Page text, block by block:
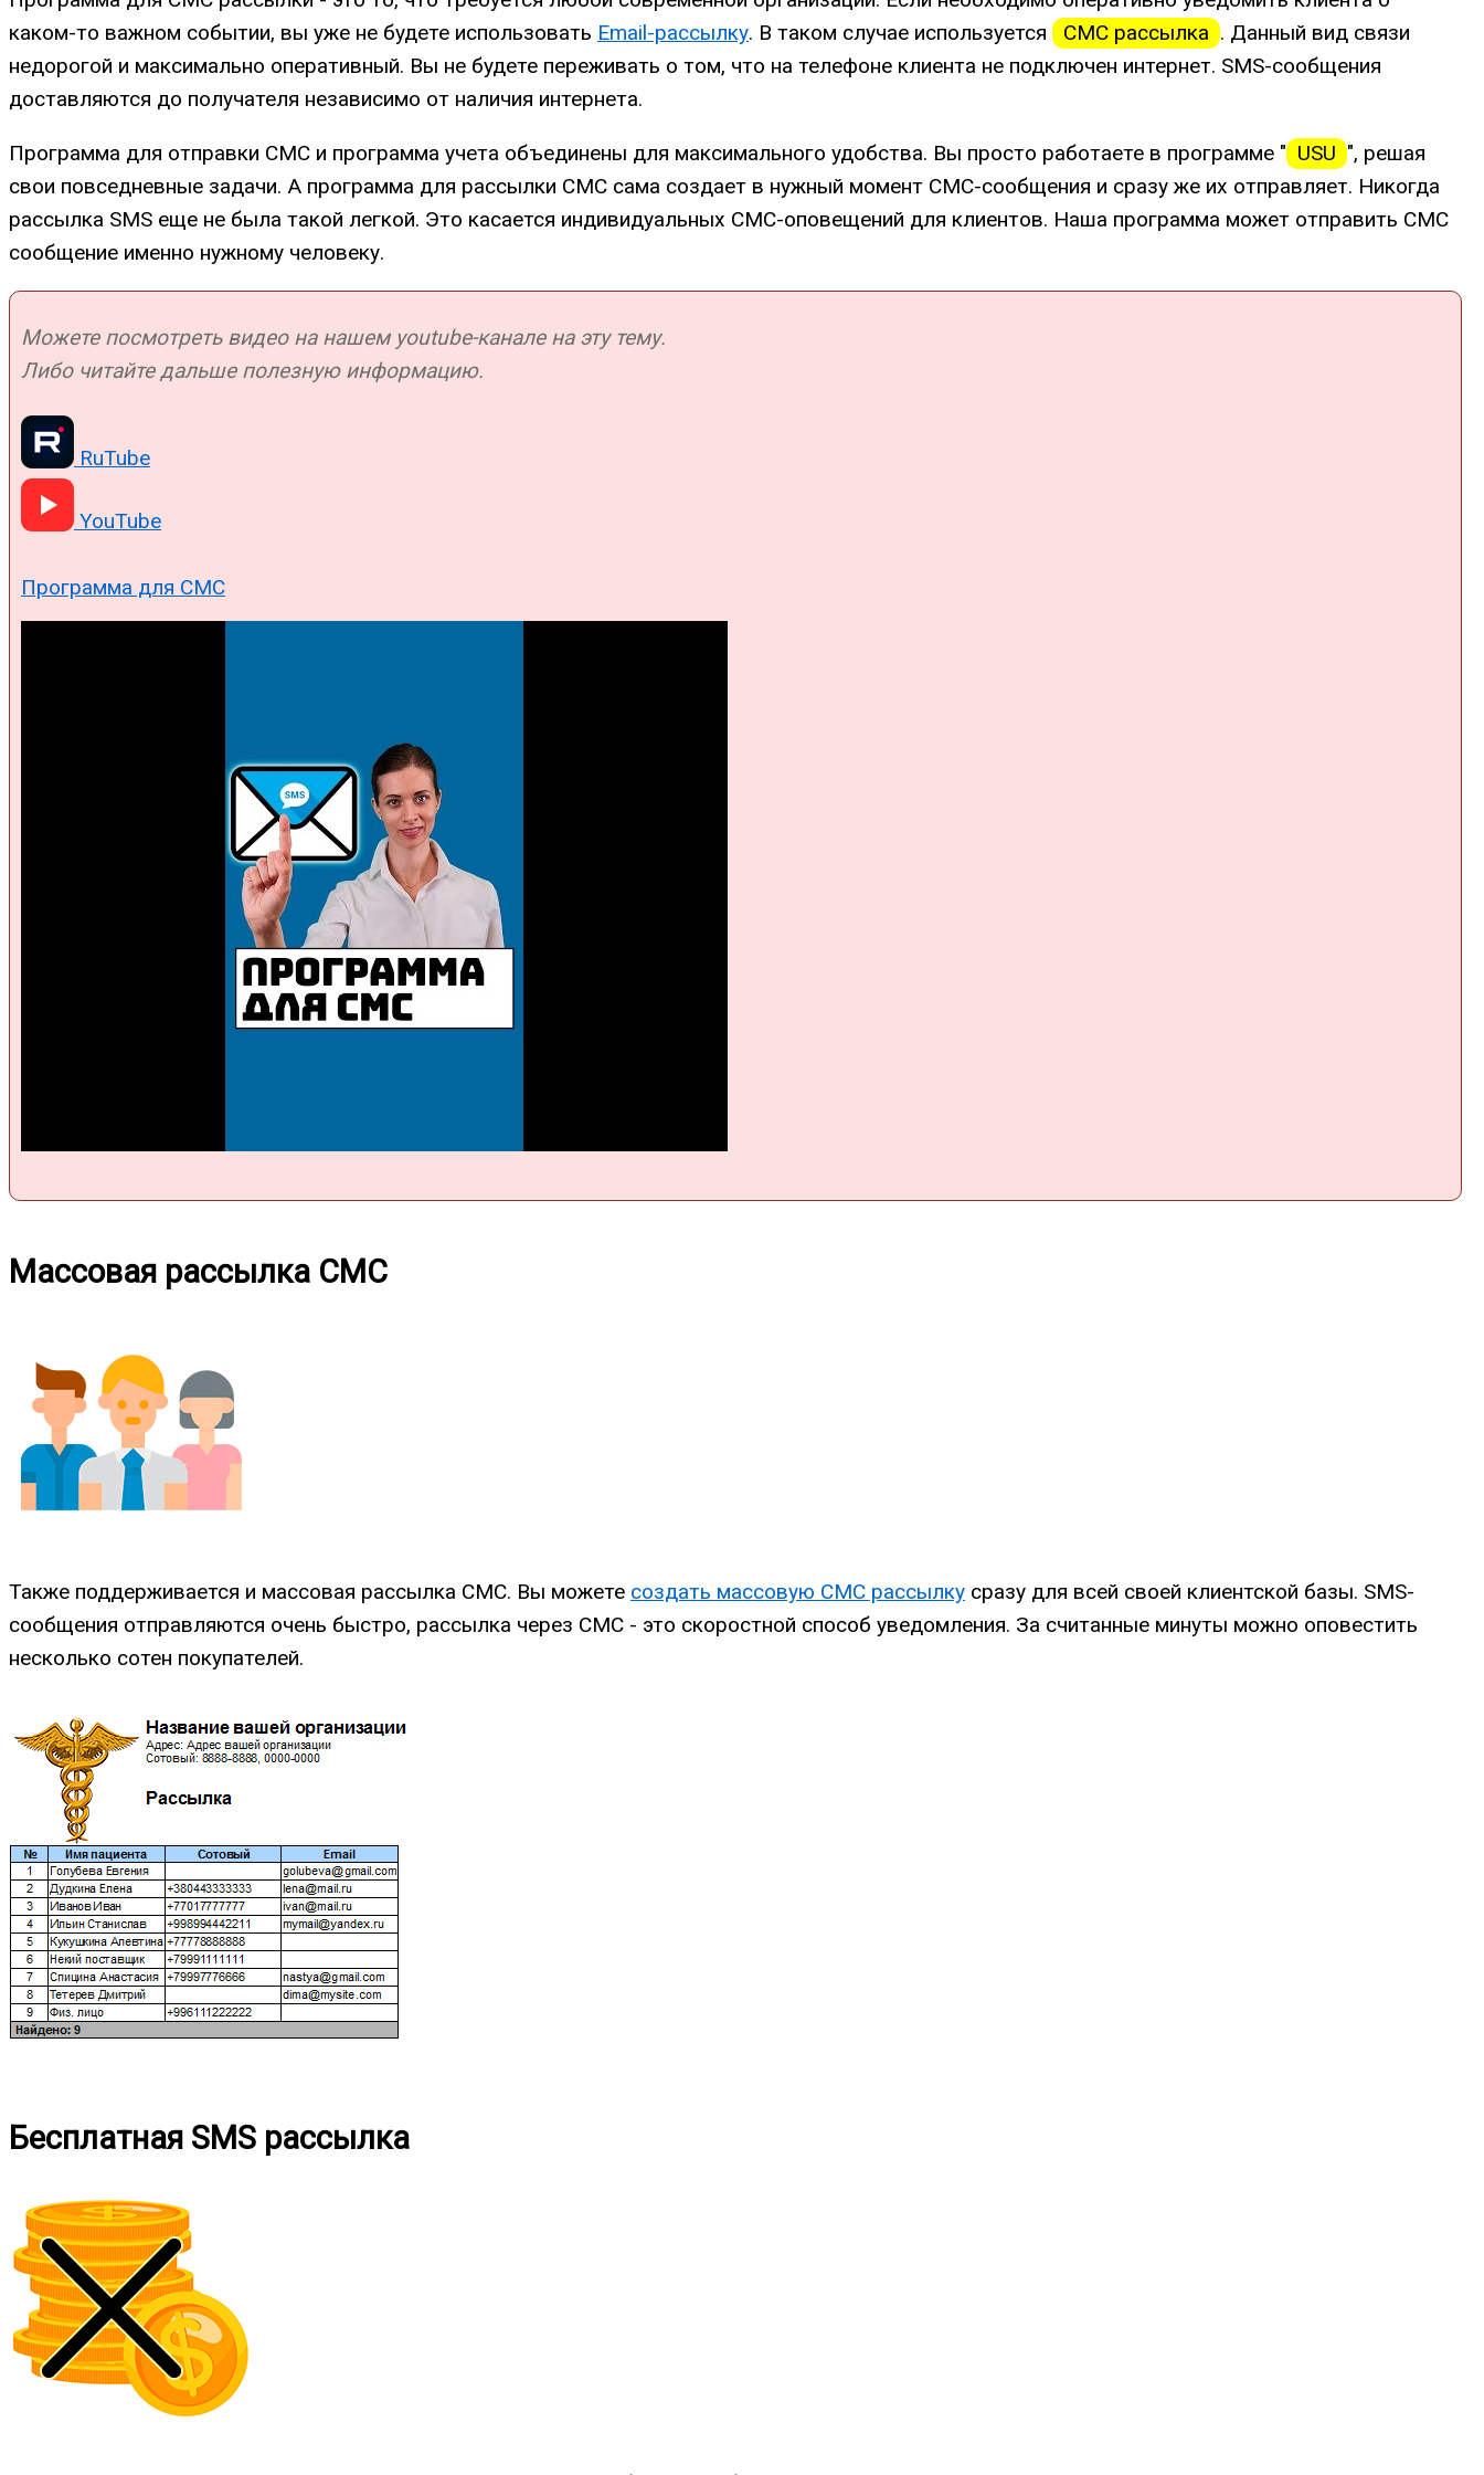
каком-то важном событии, вы уже не будете использовать Email-рассылку. В таком случае используется СМС рассылка . Данный вид связи
недорогой и максимально оперативный. Вы не будете переживать о том, что на телефоне клиента не подключен интернет. SMS-сообщения
доставляются до получателя независимо от наличия интернета.
Программа для отправки СМС и программа учета объединены для максимального удобства. Вы просто работаете в программе " USU ", решая
свои повседневные задачи. А программа для рассылки СМС сама создает в нужный момент СМС-сообщения и сразу же их отправляет. Никогда
рассылка SMS еще не была такой легкой. Это касается индивидуальных СМС-оповещений для клиентов. Наша программа может отправить СМС
сообщение именно нужному человеку.
Можете посмотреть видео на нашем youtube-канале на эту тему.
Либо читайте дальше полезную информацию.
RuTube
YouTube
Программа для СМС
Массовая рассылка СМС
Также поддерживается и массовая рассылка СМС. Вы можете создать массовую СМС рассылку сразу для всей своей клиентской базы. SMS-
сообщения отправляются очень быстро, рассылка через СМС - это скоростной способ уведомления. За считанные минуты можно оповестить
несколько сотен покупателей.
Бесплатная SMS рассылка